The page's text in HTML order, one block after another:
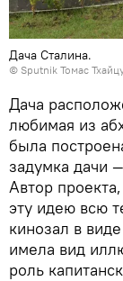
Дача Сталина.
© Sputnik Томас
Дача
любимая из
была
задумка дачи
Автор
эту идею всю
кинозал в
имела вид
роль